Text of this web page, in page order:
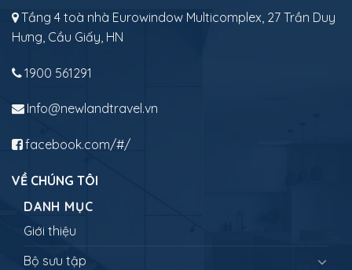
Tầng 4 toà nhà Eurowindow Multicomplex, 27 Trần Duy
Hưng, Cầu Giấy, HN
1900 561291
Info@newlandtravel.vn
facebook.com/#/
VỀ CHÚNG TÔI
DANH MỤC
Giới thiệu
Bộ sưu tập